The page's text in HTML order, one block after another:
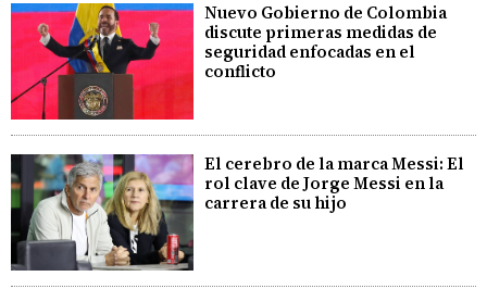
Nuevo Gobierno de Colombia
discute primeras medidas de
seguridad enfocadas en el
conflicto
El cerebro de la marca Messi: El
rol clave de Jorge Messi en la
carrera de su hijo